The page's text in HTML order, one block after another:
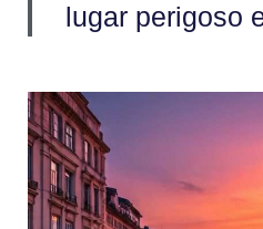
lugar perigoso